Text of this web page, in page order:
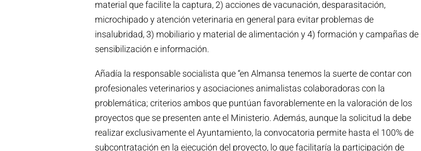
material que facilite la captura, 2) acciones de vacunación, desparasitación,
microchipado y atención veterinaria en general para evitar problemas de
insalubridad, 3) mobiliario y material de alimentación y 4) formación y campañas de
sensibilización e información.
Añadía la responsable socialista que “en Almansa tenemos la suerte de contar con
profesionales veterinarios y asociaciones animalistas colaboradoras con la
problemática; criterios ambos que puntúan favorablemente en la valoración de los
proyectos que se presenten ante el Ministerio. Además, aunque la solicitud la debe
realizar exclusivamente el Ayuntamiento, la convocatoria permite hasta el 100% de
subcontratación en la ejecución del proyecto, lo que facilitaría la participación de